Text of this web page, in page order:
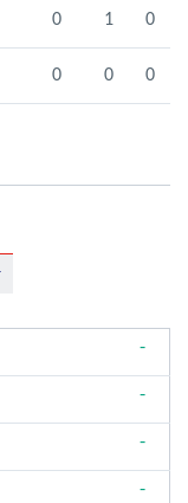
0 1 0
0 0 0
-
-
-
-